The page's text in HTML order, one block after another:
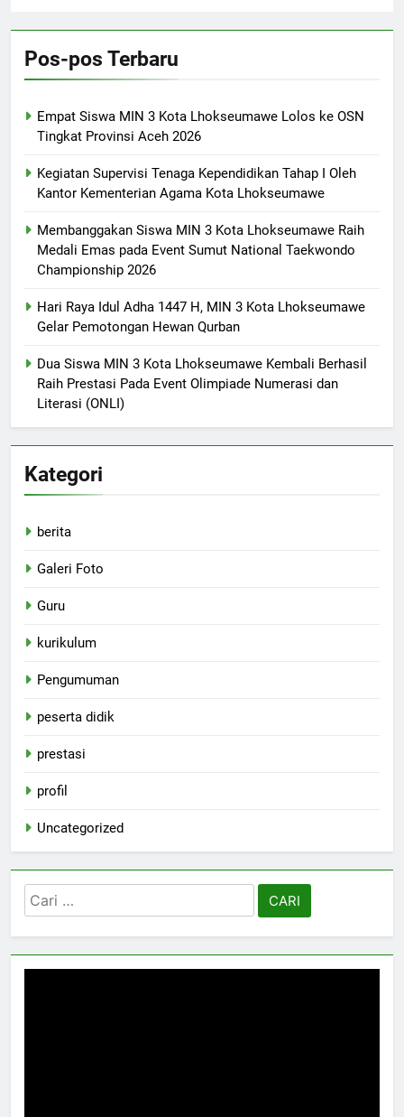
Pos-pos Terbaru
Empat Siswa MIN 3 Kota Lhokseumawe Lolos ke OSN
Tingkat Provinsi Aceh 2026
Kegiatan Supervisi Tenaga Kependidikan Tahap I Oleh
Kantor Kementerian Agama Kota Lhokseumawe
Membanggakan Siswa MIN 3 Kota Lhokseumawe Raih
Medali Emas pada Event Sumut National Taekwondo
Championship 2026
Hari Raya Idul Adha 1447 H, MIN 3 Kota Lhokseumawe
Gelar Pemotongan Hewan Qurban
Dua Siswa MIN 3 Kota Lhokseumawe Kembali Berhasil
Raih Prestasi Pada Event Olimpiade Numerasi dan
Literasi (ONLI)
Kategori
berita
Galeri Foto
Guru
kurikulum
Pengumuman
peserta didik
prestasi
profil
Uncategorized
Cari
untuk: